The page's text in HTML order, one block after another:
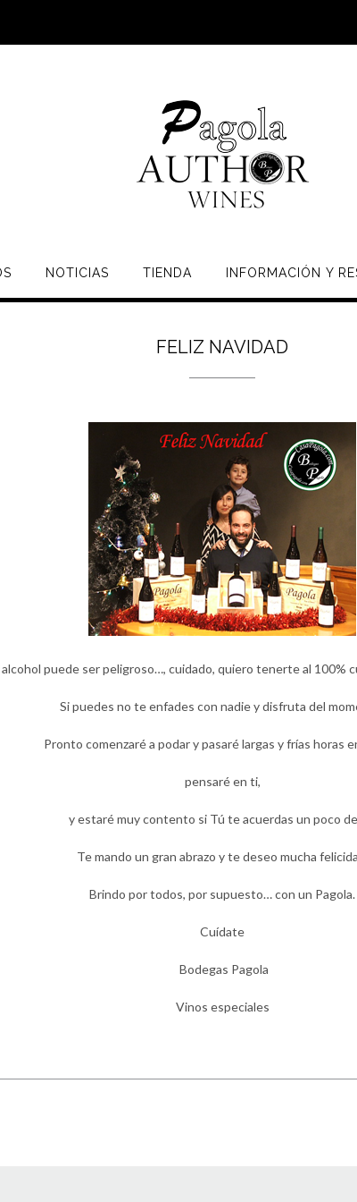
NOTICIAS TIENDA INFORMACIÓN Y
FELIZ NAVIDAD
puede ser peligroso…, cuidado, quiero tenerte al 100%
Si puedes no te enfades con nadie y disfruta del
Pronto comenzaré a podar y pasaré largas y frías horas
pensaré en ti,
y estaré muy contento si Tú te acuerdas un poco
Te mando un gran abrazo y te deseo mucha
Brindo por todos, por supuesto… con un Pagola.
Cuídate
Bodegas Pagola
Vinos especiales